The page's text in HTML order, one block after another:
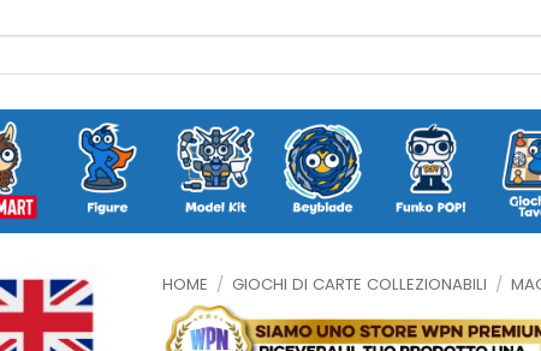
HOME / GIOCHI DI CARTE COLLEZIONABILI /